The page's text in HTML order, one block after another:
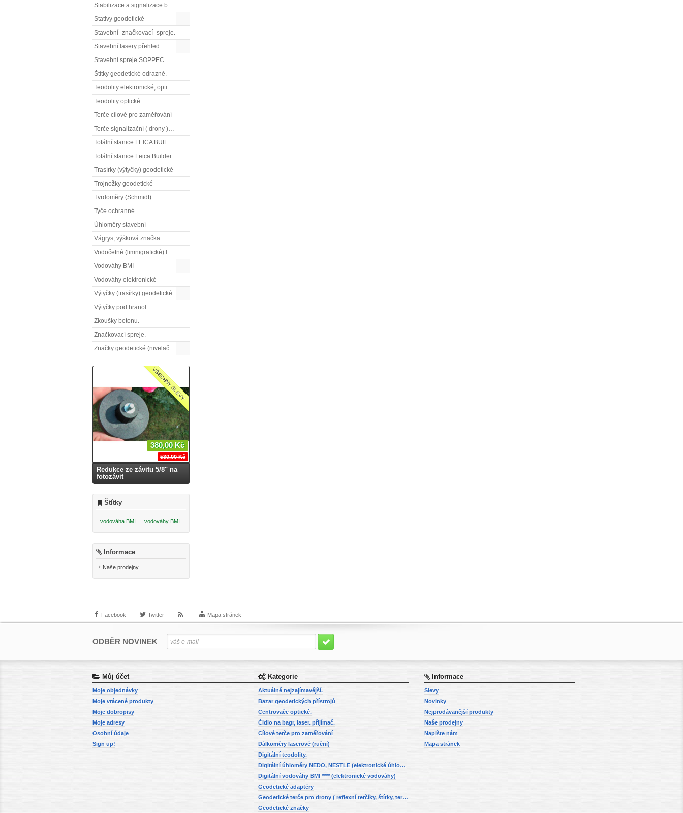
Stabilizace a signalizace bodů
Stativy geodetické
Stavební -značkovací- spreje.
Stavební lasery přehled
Stavební spreje SOPPEC
Štítky geodetické odrazné.
Teodolity elektronické, optické
Teodolity optické.
Terče cílové pro zaměřování
Terče signalizační ( drony ), terče pro fotogrammetrii
Totální stanice LEICA BUILDER
Totální stanice Leica Builder.
Trasírky (výtyčky) geodetické
Trojnožky geodetické
Tvrdoměry (Schmidt).
Tyče ochranné
Úhloměry stavební
Vágrys, výšková značka.
Vodočetné (limnigrafické) latě
Vodováhy BMI
Vodováhy elektronické
Výtyčky (trasírky) geodetické
Výtyčky pod hranol.
Zkoušky betonu.
Značkovací spreje.
Značky geodetické (nivelační)
VŠECHNY SLEVY
380,00 Kč
530,00 Kč
Redukce ze závitu 5/8" na
fotozávit
Štítky
vodováha BMI vodováhy BMI
Informace
Naše prodejny
Facebook Twitter Mapa stránek
ODBĚR NOVINEK
Můj účet
Moje objednávky
Moje vrácené produkty
Moje dobropisy
Moje adresy
Osobní údaje
Sign up!
Kategorie
Aktuálně nejzajímavější.
Bazar geodetických přístrojů
Centrovače optické.
Čidlo na bagr, laser. přijímač.
Cílové terče pro zaměřování
Dálkoměry laserové (ruční)
Digitální teodolity.
Digitální úhloměry NEDO, NESTLE (elektronické úhloměry)
Digitální vodováhy BMI **** (elektronické vodováhy)
Geodetické adaptéry
Geodetické terče pro drony ( reflexní terčíky, štítky, terče pro fotogrammetrii)
Geodetické značky
Informace
Slevy
Novinky
Nejprodávanější produkty
Naše prodejny
Napište nám
Mapa stránek